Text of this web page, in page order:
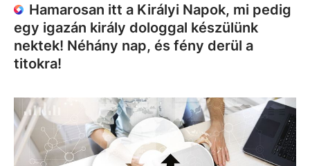
Hamarosan itt a Királyi Napok, mi pedig
egy igazán király dologgal készülünk
nektek! Néhány nap, és fény derül a
titokra!